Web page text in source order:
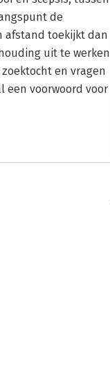
de
afstand toekijkt dan
uit te werken
en vragen
een voorwoord voor